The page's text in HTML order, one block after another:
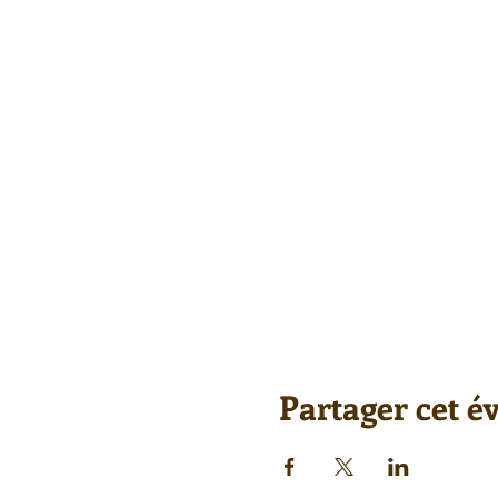
Partager cet